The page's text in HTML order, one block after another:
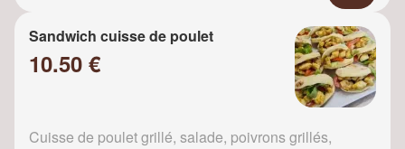
Sandwich cuisse de poulet
10.50 €
Cuisse de poulet grillé, salade, poivrons grillés,